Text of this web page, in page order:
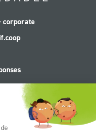
corporate